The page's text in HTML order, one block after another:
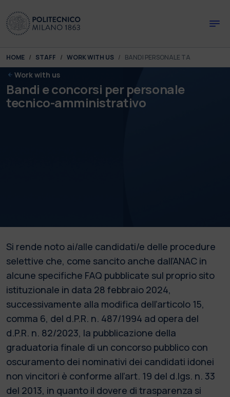
You are here:
HOME STAFF WORK WITH US BANDI PERSONALE TA
Work with us
Bandi e concorsi per personale
tecnico-amministrativo
Si rende noto ai/alle candidati/e delle procedure
selettive che, come sancito anche dall’ANAC in
alcune specifiche FAQ pubblicate sul proprio sito
istituzionale in data 28 febbraio 2024,
successivamente alla modifica dell’articolo 15,
comma 6, del d.P.R. n. 487/1994 ad opera del
d.P.R. n. 82/2023, la pubblicazione della
graduatoria finale di un concorso pubblico con
oscuramento dei nominativi dei candidati idonei
non vincitori è conforme all’art. 19 del d.lgs. n. 33
del 2013, in quanto il dovere di trasparenza si